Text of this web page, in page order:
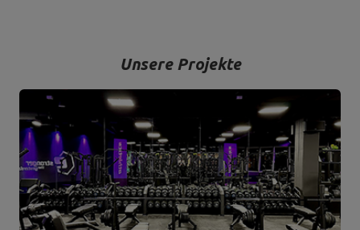
Starachowice in der Woiwodschaft Świętokrzyskie. Hier befinden
sich unsere Büroräume und die Produktions- und Lagerhallen. Von
hier aus werden alle Formen des Online-Verkaufs und der Kontakt
mit unseren Kunden gesteuert. Von hier aus werden auch unsere
Produkte für einzelne Empfänger und Partnergeschäfte geschickt.
Das Herz unseres Unternehmens liegt in Starachowice und das ist
die Ortschaft, wo alles anfängt.
Unsere Projekte